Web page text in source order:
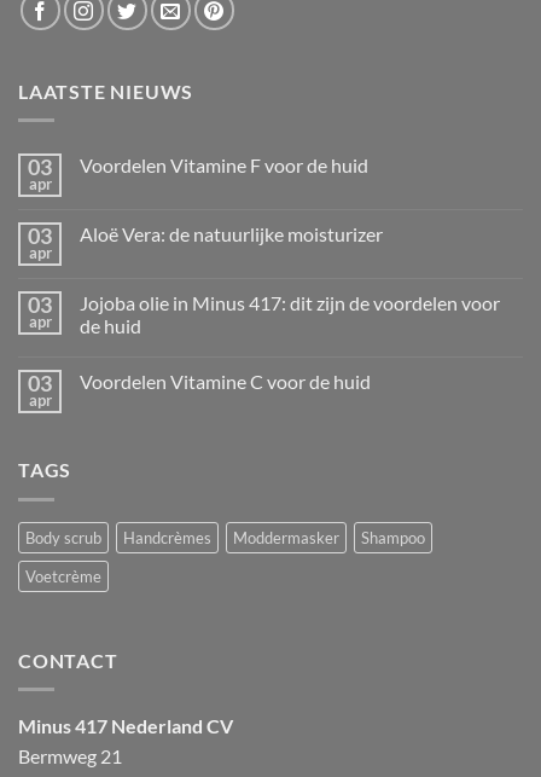
LAATSTE NIEUWS
03
apr
Voordelen Vitamine F voor de huid
Voordelen
de
huid
03
apr
Aloë Vera: de natuurlijke moisturizer
Aloë
Vera:
de
03
apr
Jojoba olie in Minus 417: dit zijn de voordelen voor
de huid
op
voordelen
voor
de
03
apr
Voordelen Vitamine C voor de huid
huid
TAGS
Body scrub Handcrèmes Moddermasker
Shampoo
Voetcrème
CONTACT
Minus 417 Nederland CV
Bermweg 21